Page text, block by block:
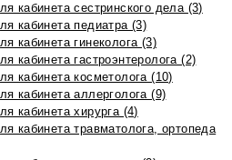
кабинета сестринского дела (3)
кабинета педиатра (3)
кабинета гинеколога (3)
кабинета гастроэнтеролога (2)
кабинета косметолога (10)
кабинета аллерголога (9)
кабинета хирурга (4)
кабинета травматолога, ортопеда